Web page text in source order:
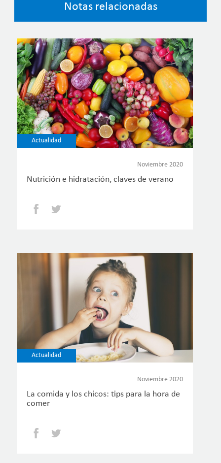
Notas relacionadas
Actualidad
Noviembre 2020
Nutrición e hidratación, claves de verano
Facebook
Actualidad
Noviembre 2020
La comida y los chicos: tips para la hora de
comer
Facebook